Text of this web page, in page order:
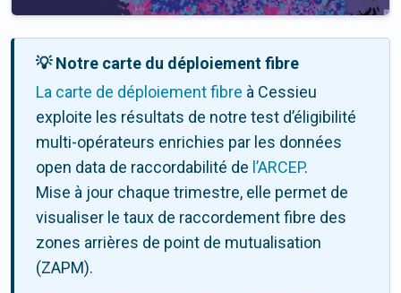
💡 Notre carte du déploiement fibre
La carte de déploiement fibre à Cessieu
exploite les résultats de notre test d’éligibilité
multi-opérateurs enrichies par les données
open data de raccordabilité de l’ARCEP.
Mise à jour chaque trimestre, elle permet de
visualiser le taux de raccordement fibre des
zones arrières de point de mutualisation
(ZAPM).